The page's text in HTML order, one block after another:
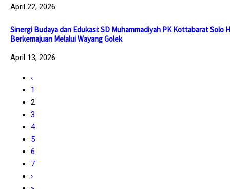
April 22, 2026
Sinergi Budaya dan Edukasi: SD Muhammadiyah PK Kottabarat Solo
Berkemajuan Melalui Wayang Golek
April 13, 2026
‹
1
2
3
4
5
6
7
›